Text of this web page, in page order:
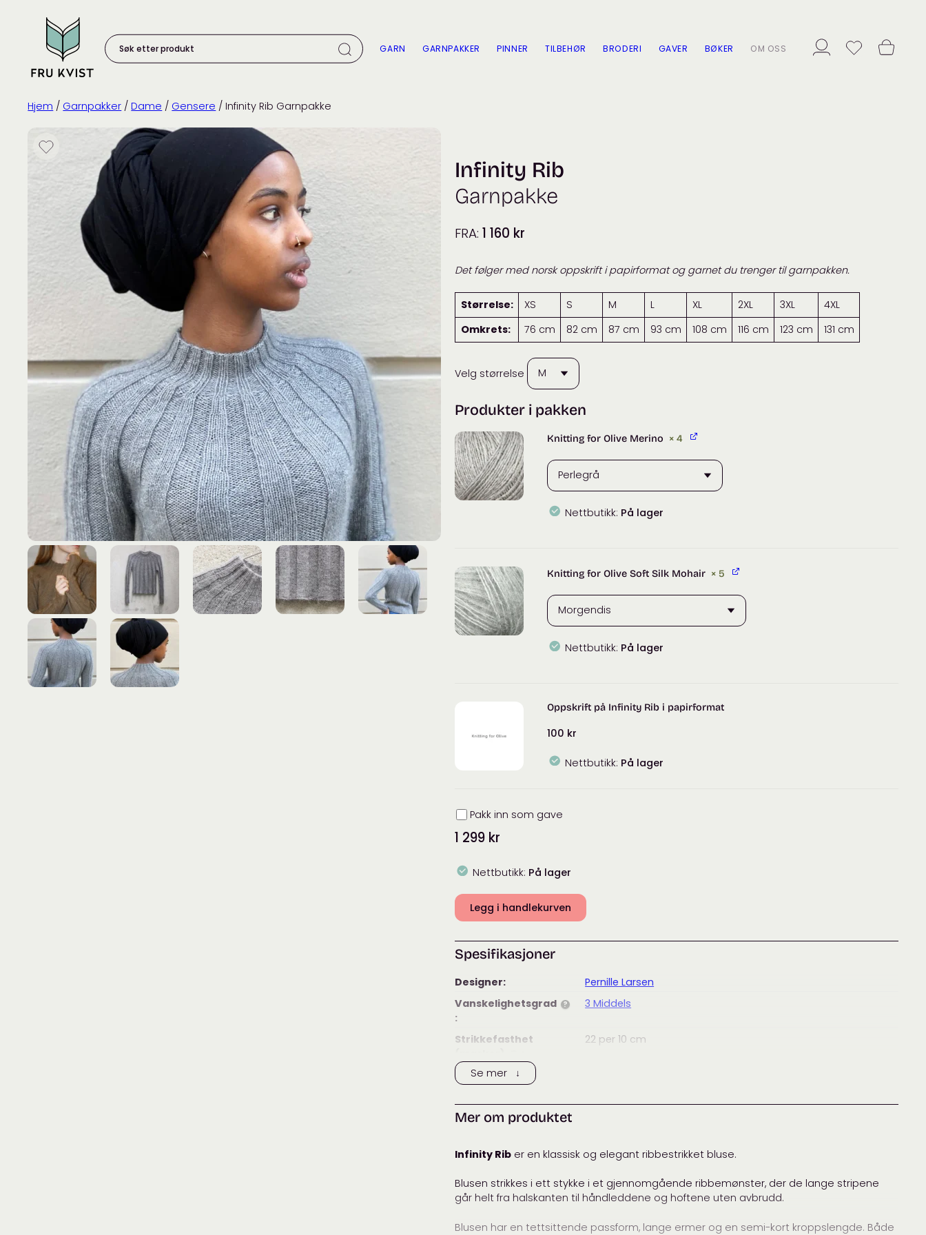
content
etter
produkt:
GARN GARNPAKKER PINNER TILBEHØR BRODERI GAVER BØKER OM OSS
Hjem / Garnpakker / Dame / Gensere / Infinity Rib Garnpakke
Infinity Rib
Garnpakke
FRA:1 160 kr
Det følger med norsk oppskrift i papirformat og garnet du trenger til garnpakken.
Størrelse: XS S M L XL 2XL 3XL
4XL
Omkrets:
76 cm 82 cm 87 cm 93 cm 108 cm 116 cm 123 cm 131 cm
Velg størrelse
Produkter i pakken
Knitting for Olive Merino × 4
Nettbutikk: På lager
Merino
antall
Knitting for Olive Soft Silk Mohair × 5
Nettbutikk: På lager
Olive
Soft
Silk
antall
Oppskrift på Infinity Rib i papirformat
100 kr
Nettbutikk: På lager
Innpakning
Pakk inn som gave
1 299 kr
Nettbutikk: På lager
Legg i handlekurven
Spesifikasjoner
Designer:
Pernille Larsen
Vanskelighetsgrad ?
:
3 Middels
Strikkefasthet
22 per 10 cm
Strikkefasthet
(pinner)
:
Anbefalt
pinnestørrelse:
Merke:
Knitting for Olive
Knitting for Olive
Se mer ↓
Mer om produktet
Infinity Rib er en klassisk og elegant ribbestrikket bluse.
Blusen strikkes i ett stykke i et gjennomgående ribbemønster, der de lange stripene
går helt fra halskanten til håndleddene og hoftene uten avbrudd.
Blusen har en tettsittende passform, lange ermer og en semi-kort kroppslengde. Både